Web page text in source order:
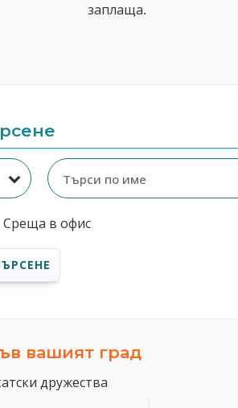
заплаща.
Среща в офис
вашият град
дружества